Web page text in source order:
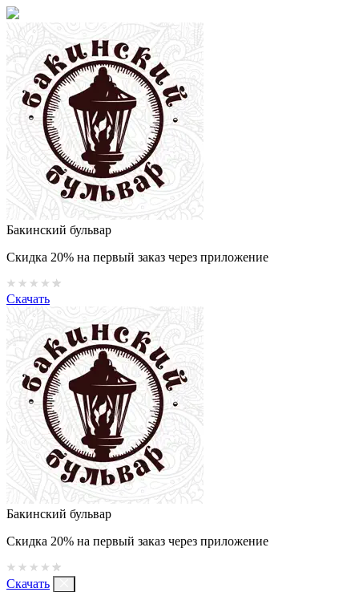
Бакинский бульвар
Скидка 20% на первый заказ через приложение
Скачать
Бакинский бульвар
Скидка 20% на первый заказ через приложение
Скачать